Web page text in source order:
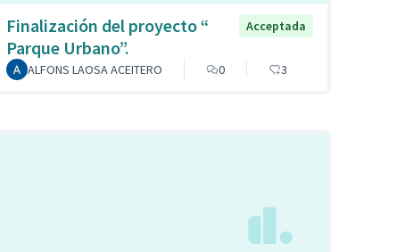
Finalización del proyecto “
Parque Urbano”.
Acceptada
ALFONS LAOSA ACEITERO 0 3